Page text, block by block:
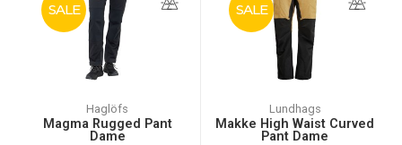
SALE
Haglöfs
Magma Rugged Pant
Dame
SALE
Lundhags
Makke High Waist Curved
Pant Dame